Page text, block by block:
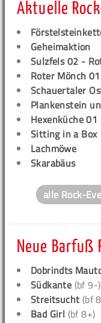
Aktuelle
Geheimaktion
Sulzfels 02 -
Roter Mönch
Schauertaler
Plankenstein
Hexenküche
Sitting in a Box
Lachmöwe
Skarabäus
alle Rock-
Neue Barfuß
Dobrindts
Südkante (bf 9-)
Streitsucht (bf
Bad Girl (bf 8+)